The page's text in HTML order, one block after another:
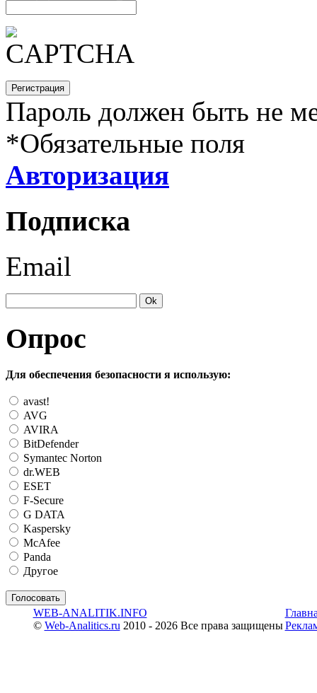
Пароль должен быть не
*Обязательные поля
Авторизация
Подписка
Email
Опрос
Для обеспечения безопасности я использую:
avast!
AVG
AVIRA
BitDefender
Symantec Norton
dr.WEB
ESET
F-Secure
G DATA
Kaspersky
McAfee
Panda
Другое
WEB-ANALITIK.INFO
© Web-Analitics.ru 2010 - 2026 Все права защищены